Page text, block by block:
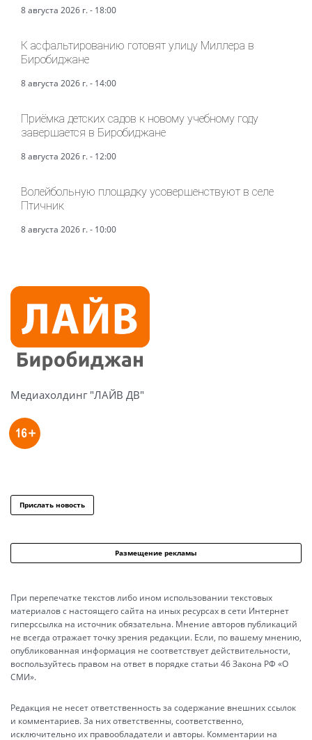
8 августа 2026 г. - 18:00
К асфальтированию готовят улицу Миллера в
Биробиджане
8 августа 2026 г. - 14:00
Приёмка детских садов к новому учебному году
завершается в Биробиджане
8 августа 2026 г. - 12:00
Волейбольную площадку усовершенствуют в селе
Птичник
8 августа 2026 г. - 10:00
Медиахолдинг "ЛАЙВ ДВ"
Прислать новость
Размещение рекламы
При перепечатке текстов либо ином использовании текстовых
материалов с настоящего сайта на иных ресурсах в сети Интернет
гиперссылка на источник обязательна. Мнение авторов публикаций
не всегда отражает точку зрения редакции. Если, по вашему мнению,
опубликованная информация не соответствует действительности,
воспользуйтесь правом на ответ в порядке статьи 46 Закона РФ «О
СМИ».
Редакция не несет ответственность за содержание внешних ссылок
и комментариев. За них ответственны, соответственно,
исключительно их правообладатели и авторы. Комментарии на